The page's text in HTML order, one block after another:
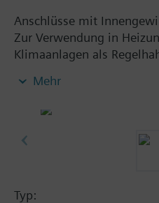
Anschlüsse mit
Zur Verwendung in
Klimaanlagen als
Mehr
Typ: